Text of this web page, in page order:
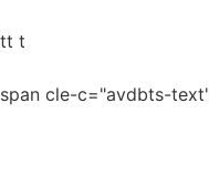
t
cle-c="avdbts-